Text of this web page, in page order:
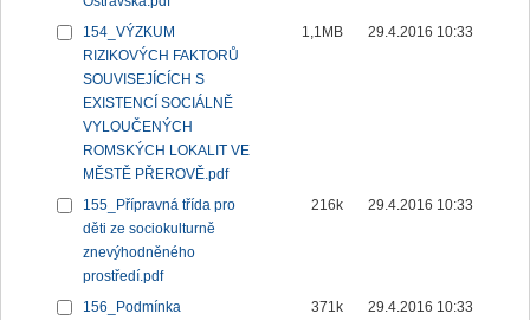
154_VÝZKUM
RIZIKOVÝCH FAKTORŮ
SOUVISEJÍCÍCH S
EXISTENCÍ SOCIÁLNĚ
VYLOUČENÝCH
ROMSKÝCH LOKALIT VE
MĚSTĚ PŘEROVĚ.pdf
1,1MB 29.4.2016 10:33
155_Přípravná třída pro
děti ze sociokulturně
znevýhodněného
prostředí.pdf
216k 29.4.2016 10:33
156_Podmínka
371k 29.4.2016 10:33